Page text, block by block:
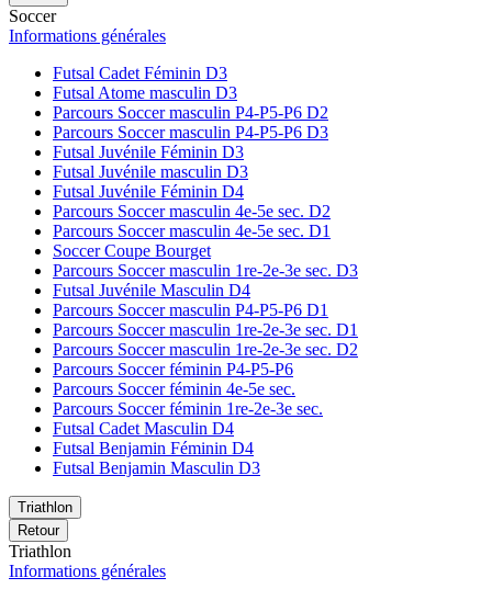
Soccer
Informations générales
Futsal Cadet Féminin D3
Futsal Atome masculin D3
Parcours Soccer masculin P4-P5-P6 D2
Parcours Soccer masculin P4-P5-P6 D3
Futsal Juvénile Féminin D3
Futsal Juvénile masculin D3
Futsal Juvénile Féminin D4
Parcours Soccer masculin 4e-5e sec. D2
Parcours Soccer masculin 4e-5e sec. D1
Soccer Coupe Bourget
Parcours Soccer masculin 1re-2e-3e sec. D3
Futsal Juvénile Masculin D4
Parcours Soccer masculin P4-P5-P6 D1
Parcours Soccer masculin 1re-2e-3e sec. D1
Parcours Soccer masculin 1re-2e-3e sec. D2
Parcours Soccer féminin P4-P5-P6
Parcours Soccer féminin 4e-5e sec.
Parcours Soccer féminin 1re-2e-3e sec.
Futsal Cadet Masculin D4
Futsal Benjamin Féminin D4
Futsal Benjamin Masculin D3
Triathlon
Retour
Triathlon
Informations générales